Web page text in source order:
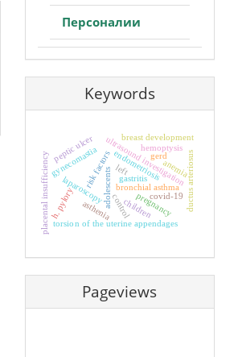
Персоналии
Keywords
children
bronchial asthma
control
ultrasound investigation
torsion of the uterine appendages
laparoscopy
endometriosis
risk factors
adolescents
gynecomastia
breast development
h. pylory
peptic ulcer
gastritis
gerd
pregnancy
placental insufficiency covid-19
asthenia
anemia
left ductus arteriosus
hemoptysis
Pageviews